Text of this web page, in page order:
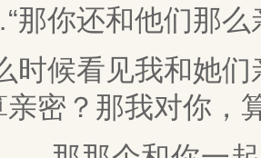
你还和他们那么
候看见我和她们
密？那我对你，